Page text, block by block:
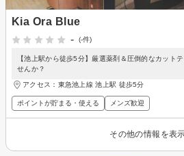
Kia Ora Blue
-
(-件)
【池上駅から徒歩5分】厳選薬剤＆圧倒的なカット
せんか？
アクセス：東急池上線 池上駅 徒歩5分
ポイントが貯まる・使える メンズ歓迎
その他の情報を表